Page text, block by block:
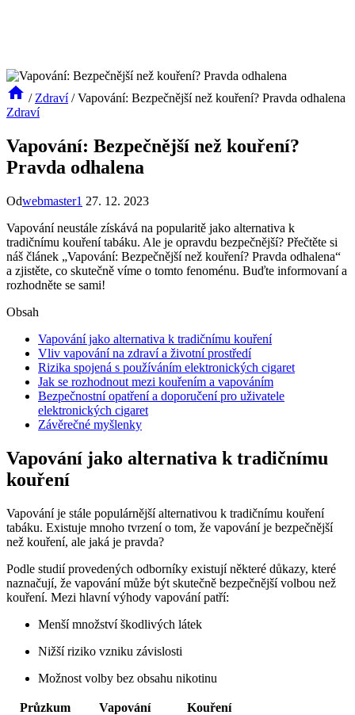
/ Zdraví / Vapování: Bezpečnější než kouření? Pravda odhalena
Zdraví
Vapování: Bezpečnější než kouření?
Pravda odhalena
Odwebmaster1 27. 12. 2023
Vapování neustále získává na popularitě jako alternativa k
tradičnímu kouření tabáku. Ale je opravdu bezpečnější? Přečtěte si
náš článek „Vapování: Bezpečnější než kouření? Pravda odhalena“
a zjistěte, co skutečně víme o tomto fenoménu. Buďte informovaní a
rozhodněte se sami!
Obsah
Vapování jako alternativa k tradičnímu kouření
Vliv vapování na zdraví a životní prostředí
Rizika spojená s používáním elektronických cigaret
Jak se rozhodnout mezi kouřením a vapováním
Bezpečnostní opatření a doporučení pro uživatele
elektronických cigaret
Závěrečné myšlenky
Vapování jako alternativa k tradičnímu
kouření
Vapování je stále populárnější alternativou k tradičnímu kouření
tabáku. Existuje mnoho tvrzení o tom, že vapování je bezpečnější
než kouření, ale jaká je pravda?
Podle studií provedených odborníky existují některé důkazy, které
naznačují, že vapování může být skutečně bezpečnější volbou než
kouření. Mezi hlavní výhody vapování patří:
Menší množství škodlivých látek
Nižší riziko vzniku závislosti
Možnost volby bez obsahu nikotinu
Průzkum Vapování
Kouření